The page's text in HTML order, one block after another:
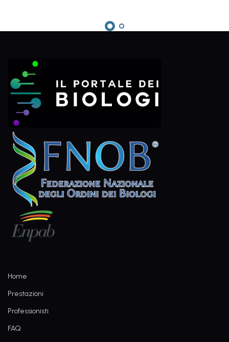
Home
Prestazioni
Professionisti
FAQ